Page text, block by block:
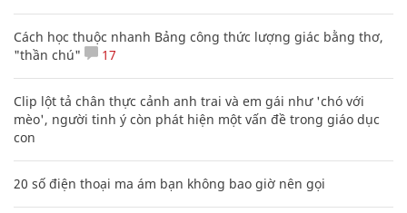
Cách học thuộc nhanh Bảng công thức lượng giác bằng thơ,
"thần chú"
17
Clip lột tả chân thực cảnh anh trai và em gái như 'chó với
mèo', người tinh ý còn phát hiện một vấn đề trong giáo dục
con
20 số điện thoại ma ám bạn không bao giờ nên gọi